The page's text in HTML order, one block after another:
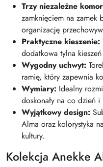
Trzy niezależne
zamknięciem na zamek
organizację
Praktyczne kieszenie:
dodatkowa tylna
Wygodny uchwyt:
ramię, który zapewnia
Wymiary: Idealny
doskonały na co dzień
Wyjątkowy design:
Alma oraz kolorystyka
kultury.
Kolekcja Anekke